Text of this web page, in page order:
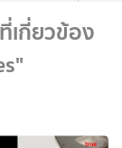
เกี่ยวข้อง